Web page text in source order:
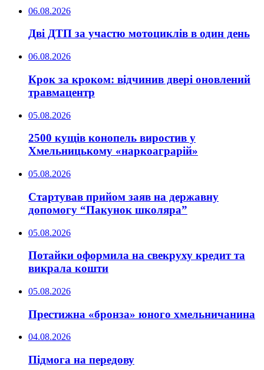
06.08.2026
Дві ДТП за участю мотоциклів в один день
06.08.2026
Крок за кроком: відчинив двері оновлений
травмацентр
05.08.2026
2500 кущів конопель виростив у
Хмельницькому «наркоаграрій»
05.08.2026
Стартував прийом заяв на державну
допомогу “Пакунок школяра”
05.08.2026
Потайки оформила на свекруху кредит та
викрала кошти
05.08.2026
Престижна «бронза» юного хмельничанина
04.08.2026
Підмога на передову